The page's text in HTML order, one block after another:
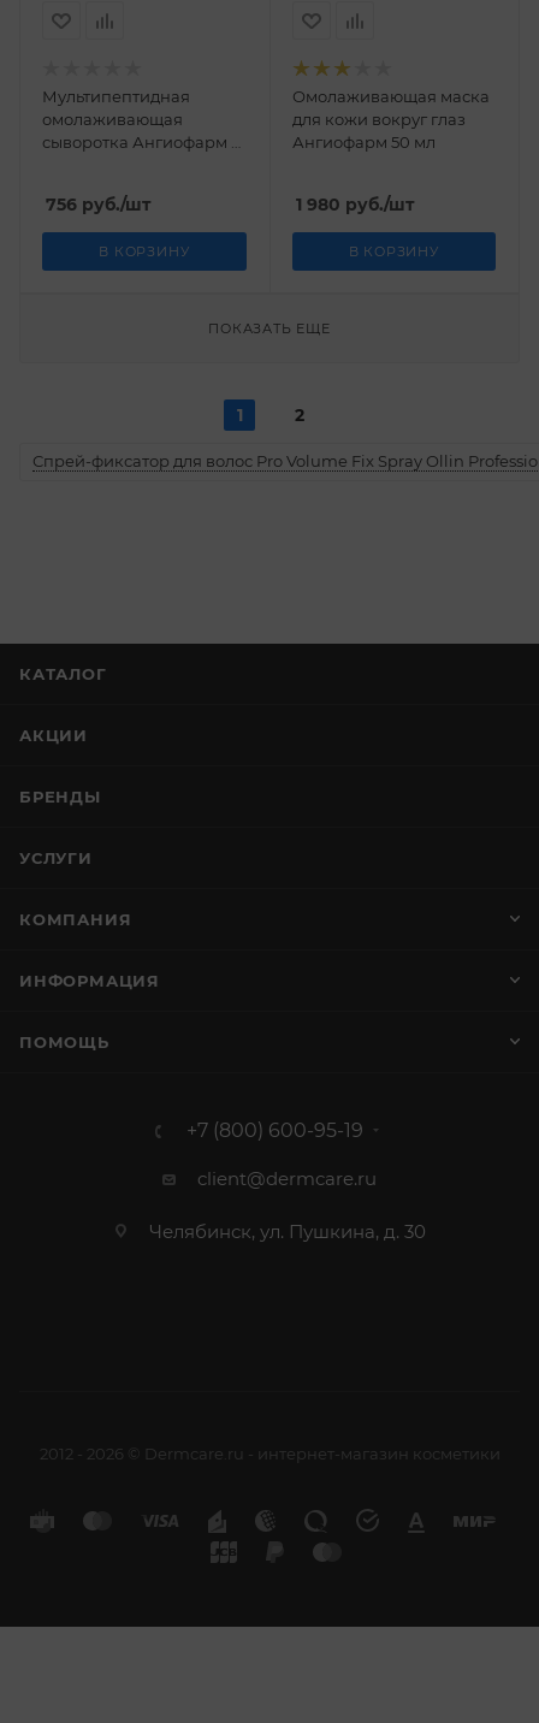
Мультипептидная
омолаживающая
сыворотка Ангиофарм 5
756 руб./шт
В КОРЗИНУ
Омолаживающая маска
для кожи вокруг глаз
Ангиофарм 50 мл
1 980 руб./шт
В КОРЗИНУ
ПОКАЗАТЬ ЕЩЕ
1 2
Спрей-фиксатор для волос Pro Volume Fix Spray Ollin
КАТАЛОГ
АКЦИИ
БРЕНДЫ
УСЛУГИ
КОМПАНИЯ
ИНФОРМАЦИЯ
ПОМОЩЬ
+7 (800) 600-95-19
client@dermcare.ru
Челябинск, ул. Пушкина, д. 30
2012 - 2026 © Dermcare.ru - интернет-магазин косметики